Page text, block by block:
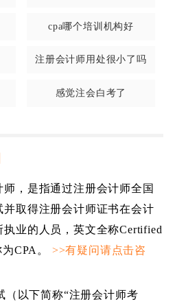
cpa哪个培训机构好
注册会计师用处很小了吗
感觉注会白考了
师，是指通过注册会计师全国
并取得注册会计师证书在会计
执业的人员，英文全称Certified
CPA。 >>有疑问请点击咨
（以下简称“注册会计师考